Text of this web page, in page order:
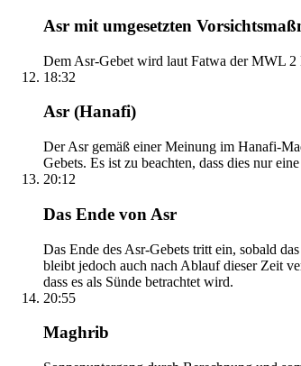
Asr mit umgesetzten
Dem Asr-Gebet wird laut Fatwa der MWL 2
18:32
Asr (Hanafi)
Der Asr gemäß einer Meinung im Hanafi-
Gebets. Es ist zu beachten, dass dies nur
20:12
Das Ende von Asr
Das Ende des Asr-Gebets tritt ein, sobald
bleibt jedoch auch nach Ablauf dieser Zeit
dass es als Sünde betrachtet wird.
20:55
Maghrib